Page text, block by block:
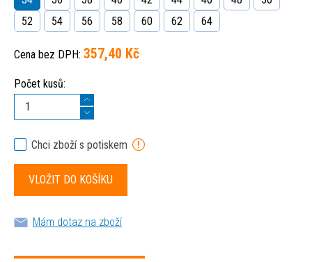
52
54 56 58 60 62 64
Cena bez DPH: 357,40 Kč
Počet kusů:
Chci zboží s potiskem
Mám dotaz na zboží